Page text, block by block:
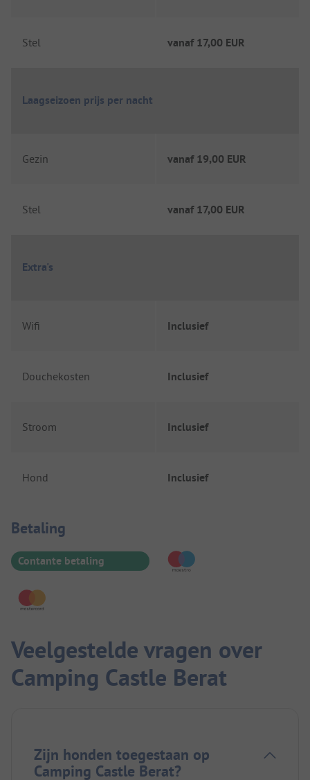
Stel vanaf 17,00 EUR
Laagseizoen prijs per nacht
Gezin vanaf 19,00 EUR
Stel vanaf 17,00 EUR
Extra's
Wifi Inclusief
Douchekosten Inclusief
Stroom Inclusief
Hond Inclusief
Betaalinformatie
Betaling
Contante betaling
Veelgestelde vragen over
Camping Castle Berat
Zijn honden toegestaan op
Camping Castle Berat?